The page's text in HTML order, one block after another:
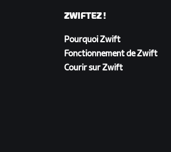
ZWIFTEZ !
Pourquoi Zwift
Fonctionnement de Zwift
Courir sur Zwift